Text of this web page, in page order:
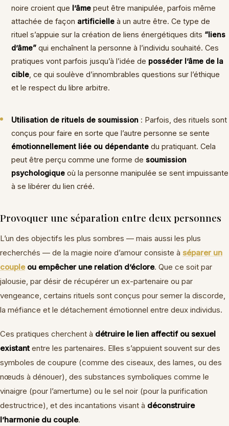
noire croient que l’âme peut être manipulée, parfois même
attachée de façon artificielle à un autre être. Ce type de
rituel s’appuie sur la création de liens énergétiques dits “liens
d’âme” qui enchaînent la personne à l’individu souhaité. Ces
pratiques vont parfois jusqu’à l’idée de posséder l’âme de la
cible , ce qui soulève d’innombrables questions sur l’éthique
et le respect du libre arbitre.
Utilisation de rituels de soumission : Parfois, des rituels sont
conçus pour faire en sorte que l’autre personne se sente
émotionnellement liée ou dépendante du pratiquant. Cela
peut être perçu comme une forme desoumission
psychologique où la personne manipulée se sent impuissante
à se libérer du lien créé.
Provoquer une séparation entre deux personnes
L’un des objectifs les plus sombres — mais aussi les plus
recherchés — de la magie noire d’amour consiste à séparer un
coupleou empêcher une relation d’éclore. Que ce soit par
jalousie, par désir de récupérer un ex-partenaire ou par
vengeance, certains rituels sont conçus pour semer la discorde,
la méfiance et le détachement émotionnel entre deux individus.
Ces pratiques cherchent à détruire le lien affectif ou sexuel
existant entre les partenaires. Elles s’appuient souvent sur des
symboles de coupure (comme des ciseaux, des lames, ou des
nœuds à dénouer), des substances symboliques comme le
vinaigre (pour l’amertume) ou le sel noir (pour la purification
destructrice), et des incantations visant à déconstruire
l’harmonie du couple.